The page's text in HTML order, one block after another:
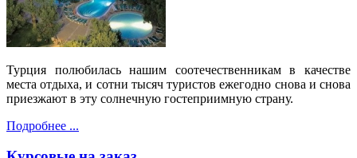
Турция полюбилась нашим соотечественникам в качестве
места отдыха, и сотни тысяч туристов ежегодно снова и снова
приезжают в эту солнечную гостеприимную страну.
Подробнее ...